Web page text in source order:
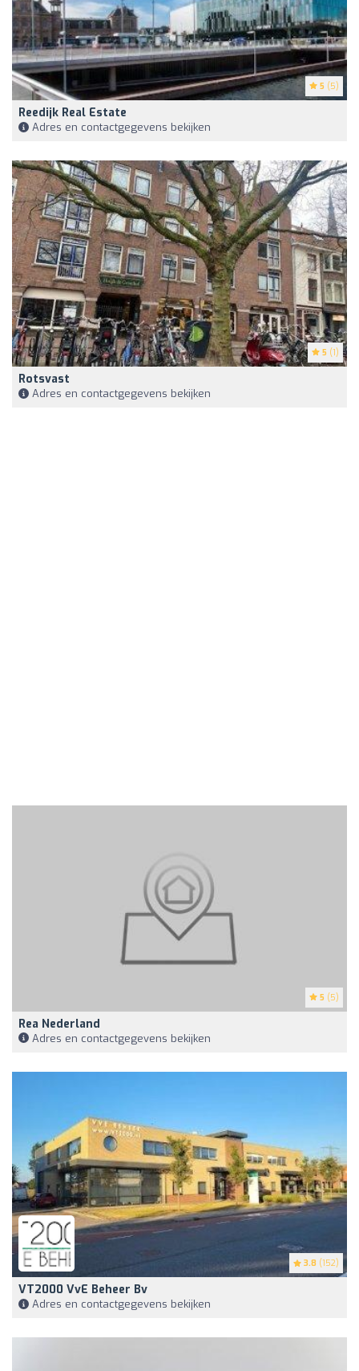
5 (5)
Reedijk Real Estate
Adres en contactgegevens bekijken
5 (1)
Rotsvast
Adres en contactgegevens bekijken
5 (5)
Rea Nederland
Adres en contactgegevens bekijken
3.8 (152)
VT2000 VvE Beheer Bv
Adres en contactgegevens bekijken